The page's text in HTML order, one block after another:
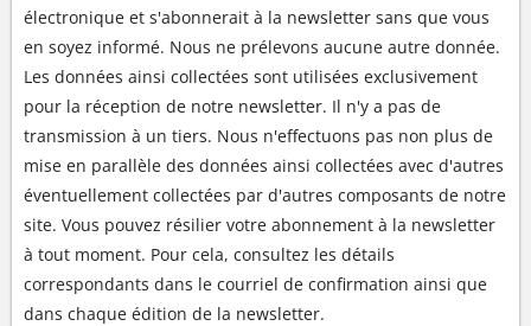
électronique et s'abonnerait à la newsletter sans que vous
en soyez informé. Nous ne prélevons aucune autre donnée.
Les données ainsi collectées sont utilisées exclusivement
pour la réception de notre newsletter. Il n'y a pas de
transmission à un tiers. Nous n'effectuons pas non plus de
mise en parallèle des données ainsi collectées avec d'autres
éventuellement collectées par d'autres composants de notre
site. Vous pouvez résilier votre abonnement à la newsletter
à tout moment. Pour cela, consultez les détails
correspondants dans le courriel de confirmation ainsi que
dans chaque édition de la newsletter.